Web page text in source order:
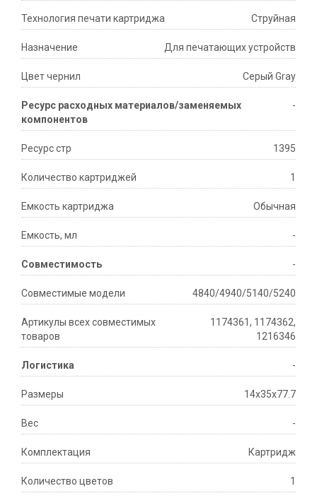
Технология печати картриджа Струйная
Назначение Для печатающих устройств
Цвет чернил Серый Gray
Ресурс расходных материалов/заменяемых
компонентов
-
Ресурс стр 1395
Количество картриджей 1
Емкость картриджа Обычная
Емкость, мл -
Совместимость -
Совместимые модели 4840/4940/5140/5240
Артикулы всех совместимых
товаров
1174361, 1174362,
1216346
Логистика -
Размеры 14x35x77.7
Вес -
Комплектация Картридж
Количество цветов 1